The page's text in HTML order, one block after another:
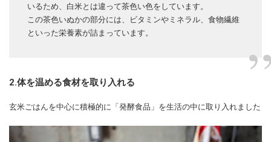
いるため、白米とは違って茶色い色をしています。
この茶色いぬかの部分には、ビタミンやミネラル、食物繊維
といった栄養素が詰まっています。
2.体を温める食材を取り入れる
玄米ごはんを中心に積極的に「発酵食品」を生活の中に取り入れました